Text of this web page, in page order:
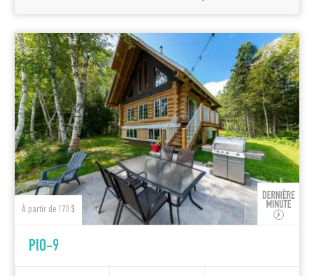
À partir de 170 $
PIO-9